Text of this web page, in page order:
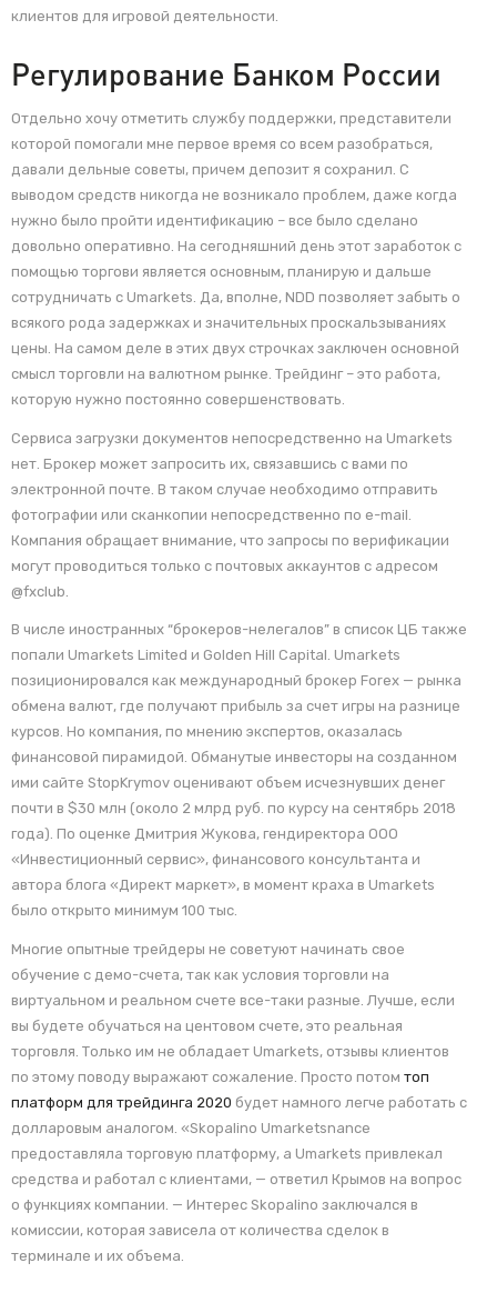
клиентов для игровой деятельности.
Регулирование Банком России
Отдельно хочу отметить службу поддержки, представители
которой помогали мне первое время со всем разобраться,
давали дельные советы, причем депозит я сохранил. С
выводом средств никогда не возникало проблем, даже когда
нужно было пройти идентификацию – все было сделано
довольно оперативно. На сегодняшний день этот заработок с
помощью торгови является основным, планирую и дальше
сотрудничать с Umarkets. Да, вполне, NDD позволяет забыть о
всякого рода задержках и значительных проскальзываниях
цены. На самом деле в этих двух строчках заключен основной
смысл торговли на валютном рынке. Трейдинг – это работа,
которую нужно постоянно совершенствовать.
Сервиса загрузки документов непосредственно на Umarkets
нет. Брокер может запросить их, связавшись с вами по
электронной почте. В таком случае необходимо отправить
фотографии или сканкопии непосредственно по e-mail.
Компания обращает внимание, что запросы по верификации
могут проводиться только с почтовых аккаунтов с адресом
@fxclub.
В числе иностранных “брокеров-нелегалов” в список ЦБ также
попали Umarkets Limited и Golden Hill Capital. Umarkets
позиционировался как международный брокер Forex — рынка
обмена валют, где получают прибыль за счет игры на разнице
курсов. Но компания, по мнению экспертов, оказалась
финансовой пирамидой. Обманутые инвесторы на созданном
ими сайте StopKrymov оценивают объем исчезнувших денег
почти в $30 млн (около 2 млрд руб. по курсу на сентябрь 2018
года). По оценке Дмитрия Жукова, гендиректора ООО
«Инвестиционный сервис», финансового консультанта и
автора блога «Директ маркет», в момент краха в Umarkets
было открыто минимум 100 тыс.
Многие опытные трейдеры не советуют начинать свое
обучение с демо-счета, так как условия торговли на
виртуальном и реальном счете все-таки разные. Лучше, если
вы будете обучаться на центовом счете, это реальная
торговля. Только им не обладает Umarkets, отзывы клиентов
по этому поводу выражают сожаление. Просто потом топ
платформ для трейдинга 2020 будет намного легче работать с
долларовым аналогом. «Skopalino Umarketsnance
предоставляла торговую платформу, а Umarkets привлекал
средства и работал с клиентами, — ответил Крымов на вопрос
о функциях компании. — Интерес Skopalino заключался в
комиссии, которая зависела от количества сделок в
терминале и их объема.